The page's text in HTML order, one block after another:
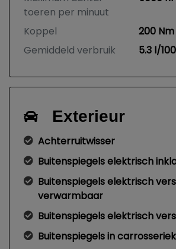
toeren per minuut
Koppel
200 Nm
Gemiddeld verbruik
5.3 l/
Exterieur
Achterruitwisser
Buitenspiegels elektrisch
Buitenspiegels elektrisch
verwarmbaar
Buitenspiegels elektrisch
Buitenspiegels in